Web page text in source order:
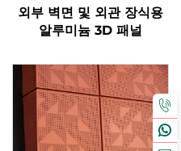
외부 벽면 및 외관 장식용
알루미늄 3D 패널